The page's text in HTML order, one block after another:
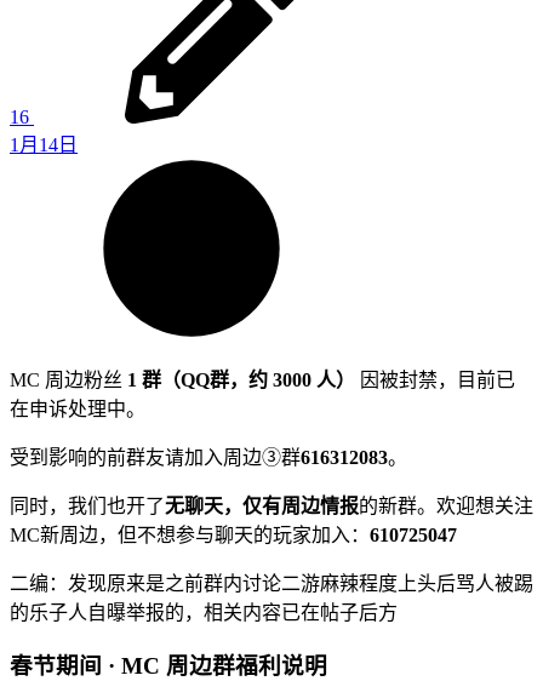
16
1月14日
MC 周边粉丝 1 群（QQ群，约 3000 人）
因被封禁，目前已
在申诉处理中。
受到影响的前群友请加入周边③群616312083。
同时，我们也开了无聊天，仅有周边情报的新群。欢迎想关注
MC新周边，但不想参与聊天的玩家加入： 610725047
二编：发现原来是之前群内讨论二游麻辣程度上头后骂人被踢
的乐子人自曝举报的，相关内容已在帖子后方
春节期间 · MC 周边群福利说明